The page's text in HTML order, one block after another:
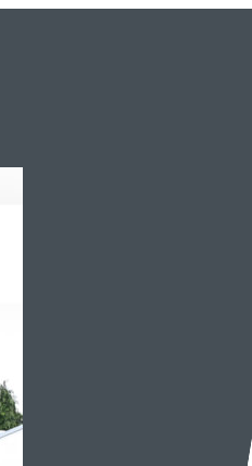
associations